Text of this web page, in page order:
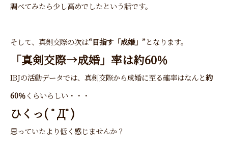
調べてみたら少し高めでしたという話です。
そして、真剣交際の次は“目指す「成婚」”となります。
「真剣交際→成婚」率は約60％
IBJの活動データでは、真剣交際から成婚に至る確率はなんと約
60％くらいらしい・・・
ひくっ( ﾟДﾟ)
思っていたより低く感じませんか？